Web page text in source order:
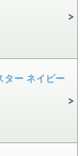
ター ネイビー